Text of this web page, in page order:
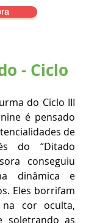
- Ciclo
do Ciclo III
é pensado
de
do “Ditado
conseguiu
dinâmica e
Eles borrifam
cor oculta,
soletrando as